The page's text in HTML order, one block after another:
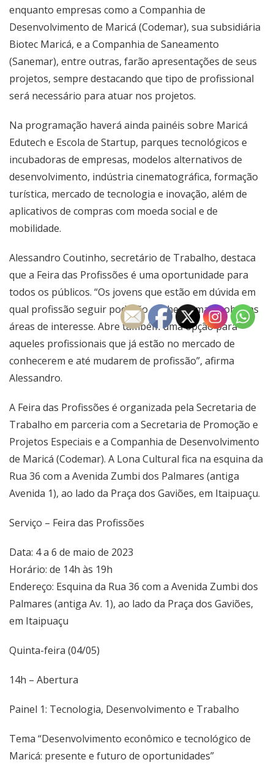
enquanto empresas como a Companhia de
Desenvolvimento de Maricá (Codemar), sua subsidiária
Biotec Maricá, e a Companhia de Saneamento
(Sanemar), entre outras, farão apresentações de seus
projetos, sempre destacando que tipo de profissional
será necessário para atuar nos projetos.
Na programação haverá ainda painéis sobre Maricá
Edutech e Escola de Startup, parques tecnológicos e
incubadoras de empresas, modelos alternativos de
desenvolvimento, indústria cinematográfica, formação
turística, mercado de tecnologia e inovação, além de
aplicativos de compras com moeda social e de
mobilidade.
Alessandro Coutinho, secretário de Trabalho, destaca
que a Feira das Profissões é uma oportunidade para
todos os públicos. “Os jovens que estão em dúvida em
qual profissão seguir poderão conhecer mais sobre as
áreas de interesse. Abre também uma opção para
aqueles profissionais que já estão no mercado de
conhecerem e até mudarem de profissão”, afirma
Alessandro.
A Feira das Profissões é organizada pela Secretaria de
Trabalho em parceria com a Secretaria de Promoção e
Projetos Especiais e a Companhia de Desenvolvimento
de Maricá (Codemar). A Lona Cultural fica na esquina da
Rua 36 com a Avenida Zumbi dos Palmares (antiga
Avenida 1), ao lado da Praça dos Gaviões, em Itaipuaçu.
Serviço – Feira das Profissões
Data: 4 a 6 de maio de 2023
Horário: de 14h às 19h
Endereço: Esquina da Rua 36 com a Avenida Zumbi dos
Palmares (antiga Av. 1), ao lado da Praça dos Gaviões,
em Itaipuaçu
Quinta-feira (04/05)
14h – Abertura
Painel 1: Tecnologia, Desenvolvimento e Trabalho
Tema “Desenvolvimento econômico e tecnológico de
Maricá: presente e futuro de oportunidades”